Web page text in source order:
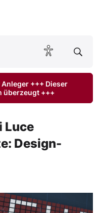
ONLINE lesen
+++ Dieser
überzeugt +++
Luce
Design-